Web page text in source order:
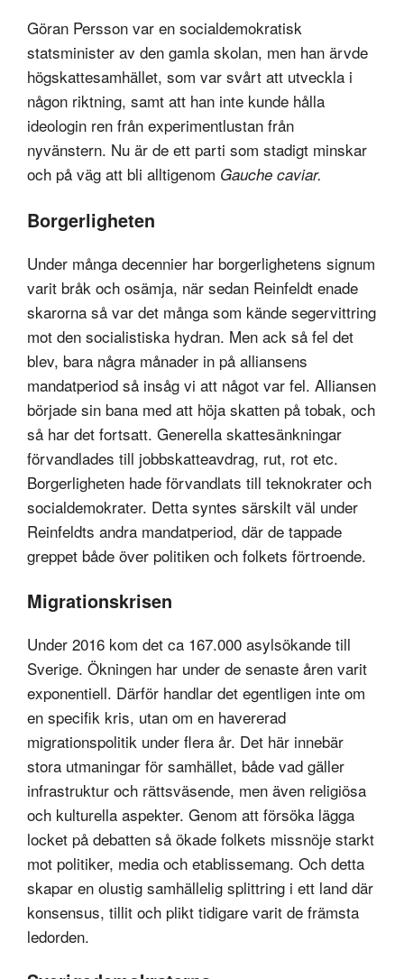
Göran Persson var en socialdemokratisk
statsminister av den gamla skolan, men han ärvde
högskattesamhället, som var svårt att utveckla i
någon riktning, samt att han inte kunde hålla
ideologin ren från experimentlustan från
nyvänstern. Nu är de ett parti som stadigt minskar
och på väg att bli alltigenom Gauche caviar.
Borgerligheten
Under många decennier har borgerlighetens signum
varit bråk och osämja, när sedan Reinfeldt enade
skarorna så var det många som kände segervittring
mot den socialistiska hydran. Men ack så fel det
blev, bara några månader in på alliansens
mandatperiod så insåg vi att något var fel. Alliansen
började sin bana med att höja skatten på tobak, och
så har det fortsatt. Generella skattesänkningar
förvandlades till jobbskatteavdrag, rut, rot etc.
Borgerligheten hade förvandlats till teknokrater och
socialdemokrater. Detta syntes särskilt väl under
Reinfeldts andra mandatperiod, där de tappade
greppet både över politiken och folkets förtroende.
Migrationskrisen
Under 2016 kom det ca 167.000 asylsökande till
Sverige. Ökningen har under de senaste åren varit
exponentiell. Därför handlar det egentligen inte om
en specifik kris, utan om en havererad
migrationspolitik under flera år. Det här innebär
stora utmaningar för samhället, både vad gäller
infrastruktur och rättsväsende, men även religiösa
och kulturella aspekter. Genom att försöka lägga
locket på debatten så ökade folkets missnöje starkt
mot politiker, media och etablissemang. Och detta
skapar en olustig samhällelig splittring i ett land där
konsensus, tillit och plikt tidigare varit de främsta
ledorden.